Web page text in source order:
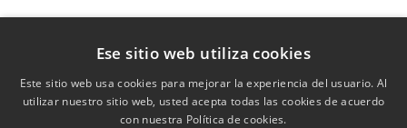
Ese sitio web utiliza cookies
Este sitio web usa cookies para mejorar la experiencia del usuario. Al
utilizar nuestro sitio web, usted acepta todas las cookies de acuerdo
con nuestra Política de cookies.